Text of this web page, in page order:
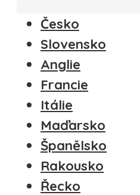
Česko
Slovensko
Anglie
Francie
Itálie
Maďarsko
Španělsko
Rakousko
Řecko